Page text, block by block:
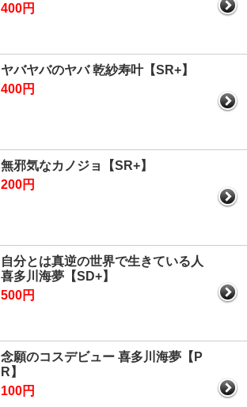
400円
ヤバヤバのヤバ 乾紗寿叶【SR+】
400円
無邪気なカノジョ【SR+】
200円
自分とは真逆の世界で生きている人
喜多川海夢【SD+】
500円
念願のコスデビュー 喜多川海夢【P
R】
100円